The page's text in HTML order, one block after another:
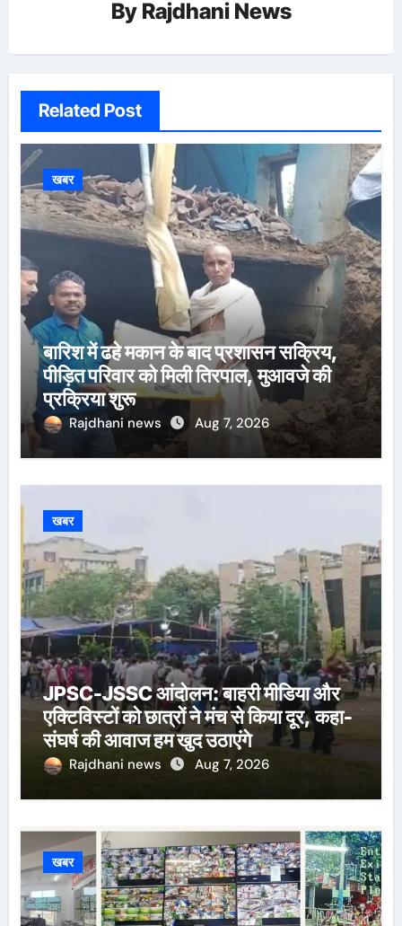
By Rajdhani News
Related Post
खबर
बारिश में ढहे मकान के बाद प्रशासन सक्रिय,
पीड़ित परिवार को मिली तिरपाल, मुआवजे की
प्रक्रिया शुरू
Rajdhani news Aug 7, 2026
खबर
JPSC-JSSC आंदोलन: बाहरी मीडिया और
एक्टिविस्टों को छात्रों ने मंच से किया दूर, कहा-
संघर्ष की आवाज हम खुद उठाएंगे
Rajdhani news Aug 7, 2026
खबर